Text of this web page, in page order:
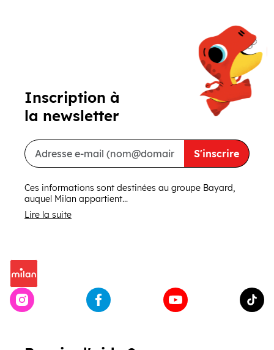
Inscription à
la newsletter
S'inscrire
Ces informations sont destinées au groupe Bayard,
auquel Milan appartient...
Lire la suite